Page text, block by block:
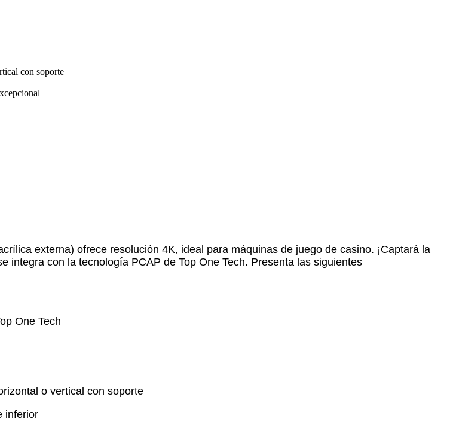
con soporte
externa) ofrece resolución 4K, ideal para máquinas de juego de casino. ¡Captará la
con la tecnología PCAP de Top One Tech. Presenta las siguientes
One Tech
o vertical con soporte
inferior